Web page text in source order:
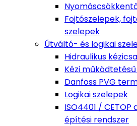
Fojtószelepek,
szelepek
Útváltó- és logikai
Hidraulikus
Kézi
Danfoss PVG
Logikai szelepek
ISO4401 /
építési rendszer